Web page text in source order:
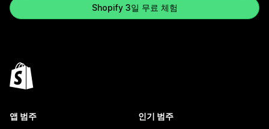
Shopify 3일 무료 체험
앱 범주 인기 범주